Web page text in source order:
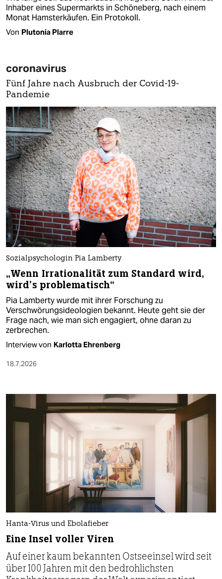
Inhaber eines Supermarkts in Schöneberg, nach einem
Monat Hamsterkäufen. Ein Protokoll.
Von Plutonia Plarre
coronavirus
Fünf Jahre nach Ausbruch der Covid-19-
Pandemie
Sozialpsychologin Pia Lamberty
„Wenn Irrationalität zum Standard wird,
wird’s problematisch“
Pia Lamberty wurde mit ihrer Forschung zu
Verschwörungsideologien bekannt. Heute geht sie der
Frage nach, wie man sich engagiert, ohne daran zu
zerbrechen.
Interview von Karlotta Ehrenberg
18.7.2026
Hanta-Virus und Ebolafieber
Eine Insel voller Viren
Auf einer kaum bekannten Ostseeinsel wird seit
über 100 Jahren mit den bedrohlichsten